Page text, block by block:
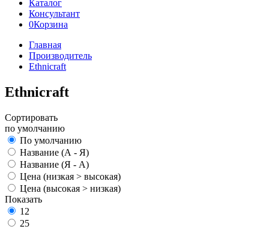
Каталог
Консультант
0Корзина
Главная
Производитель
Ethnicraft
Ethnicraft
Сортировать
по умолчанию
По умолчанию
Название (А - Я)
Название (Я - А)
Цена (низкая > высокая)
Цена (высокая > низкая)
Показать
12
25